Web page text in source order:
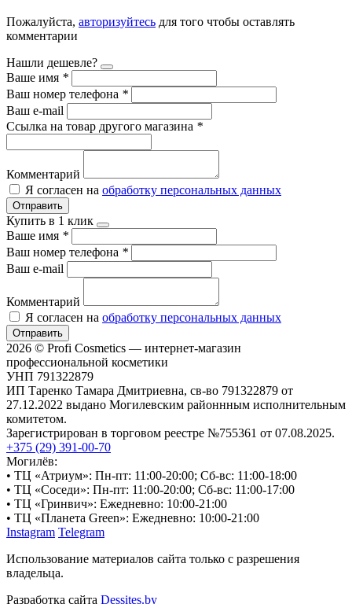
Пожалуйста, авторизуйтесь для того чтобы оставлять
комментарии
Нашли дешевле?
Ваше имя *
Ваш номер телефона *
Ваш e-mail
Ссылка на товар другого магазина *
Комментарий
Я согласен на обработку персональных данных
Отправить
Купить в 1 клик
Ваше имя *
Ваш номер телефона *
Ваш e-mail
Комментарий
Я согласен на обработку персональных данных
Отправить
2026 © Profi Cosmetics — интернет-магазин
профессиональной косметики
УНП 791322879
ИП Таренко Тамара Дмитриевна, св-во 791322879 от
27.12.2022 выдано Могилевским районнным исполнительным
комитетом.
Зарегистрирован в торговом реестре №755361 от 07.08.2025.
+375 (29) 391-00-70
Могилёв:
• ТЦ «Атриум»: Пн-пт: 11:00-20:00; Сб-вс: 11:00-18:00
• ТЦ «Соседи»: Пн-пт: 11:00-20:00; Сб-вс: 11:00-17:00
• ТЦ «Гринвич»: Ежедневно: 10:00-21:00
• ТЦ «Планета Green»: Ежедневно: 10:00-21:00
Instagram Telegram
Использование материалов сайта только с разрешения
владельца.
Разработка сайта Dessites.by